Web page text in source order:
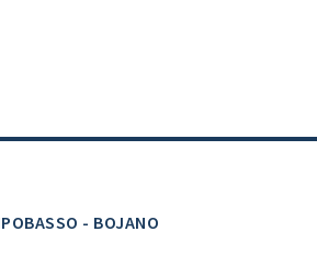
- BOJANO